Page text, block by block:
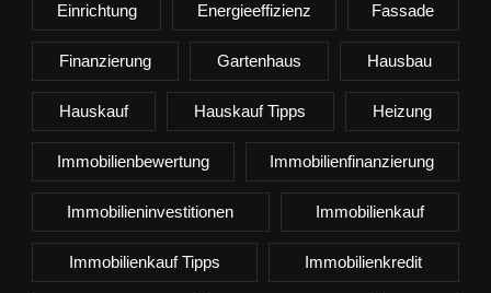
Einrichtung Energieeffizienz Fassade
Finanzierung Gartenhaus Hausbau
Hauskauf Hauskauf Tipps Heizung
Immobilienbewertung Immobilienfinanzierung
Immobilieninvestitionen Immobilienkauf
Immobilienkauf Tipps Immobilienkredit